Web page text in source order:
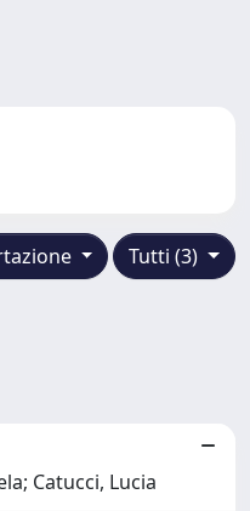
Tutti (3)
Catucci, Lucia